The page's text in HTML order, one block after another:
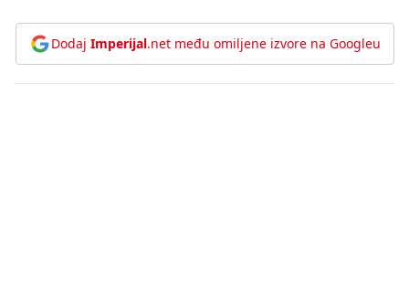
Dodaj Imperijal.net među omiljene izvore na Googleu